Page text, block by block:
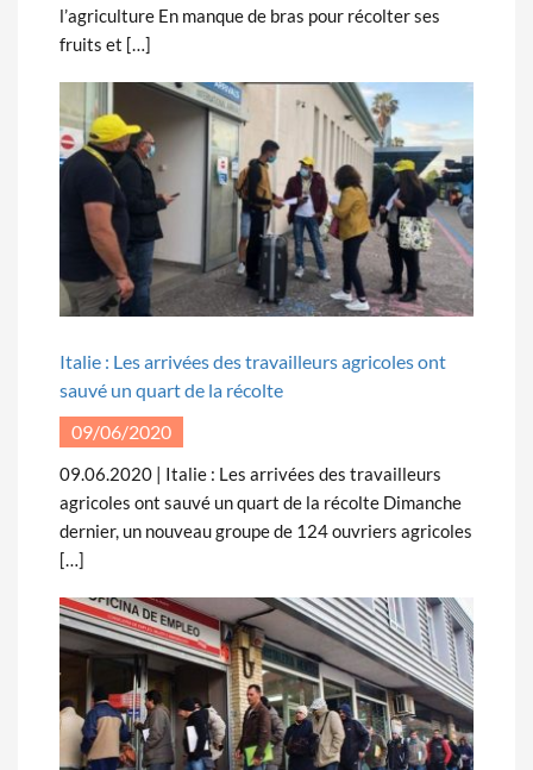
l’agriculture En manque de bras pour récolter ses
fruits et […]
Italie : Les arrivées des travailleurs agricoles ont
sauvé un quart de la récolte
09/06/2020
09.06.2020 | Italie : Les arrivées des travailleurs
agricoles ont sauvé un quart de la récolte Dimanche
dernier, un nouveau groupe de 124 ouvriers agricoles
[…]